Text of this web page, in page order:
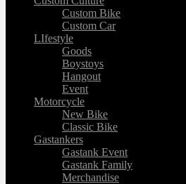
Custom Bike
Custom Car
LIfestyle
Goods
Boystoys
Hangout
Event
Motorcycle
New Bike
Classic Bike
Gastankers
Gastank Event
Gastank Family
Merchandise